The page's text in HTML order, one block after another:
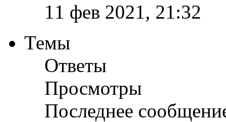
11 фев 2021, 21:32
Темы
Ответы
Просмотры
Последнее